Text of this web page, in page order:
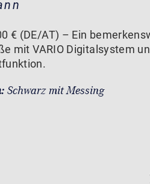
€ (DE/AT) – Ein
mit VARIO Digitalsystem
Schwarz mit Messing